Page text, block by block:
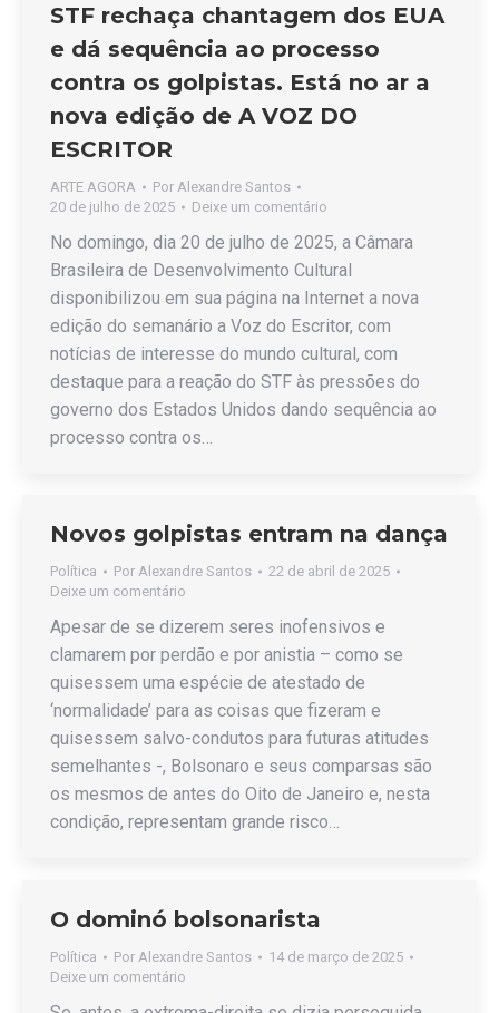
STF rechaça chantagem dos EUA
e dá sequência ao processo
contra os golpistas. Está no ar a
nova edição de A VOZ DO
ESCRITOR
ARTE AGORA Por Alexandre Santos
20 de julho de 2025
Deixe um comentário
No domingo, dia 20 de julho de 2025, a Câmara
Brasileira de Desenvolvimento Cultural
disponibilizou em sua página na Internet a nova
edição do semanário a Voz do Escritor, com
notícias de interesse do mundo cultural, com
destaque para a reação do STF às pressões do
governo dos Estados Unidos dando sequência ao
processo contra os…
Novos golpistas entram na dança
Política Por Alexandre Santos
22 de abril de 2025
Deixe um comentário
Apesar de se dizerem seres inofensivos e
clamarem por perdão e por anistia – como se
quisessem uma espécie de atestado de
‘normalidade’ para as coisas que fizeram e
quisessem salvo-condutos para futuras atitudes
semelhantes -, Bolsonaro e seus comparsas são
os mesmos de antes do Oito de Janeiro e, nesta
condição, representam grande risco…
O dominó bolsonarista
Política Por Alexandre Santos
14 de março de 2025
Deixe um comentário